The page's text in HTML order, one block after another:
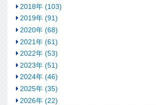
2018年 (103)
2019年 (91)
2020年 (68)
2021年 (61)
2022年 (53)
2023年 (51)
2024年 (46)
2025年 (35)
2026年 (22)